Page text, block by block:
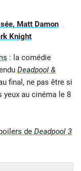
Matt Damon
Knight
: la comédie
Deadpool &
final, ne pas être si
yeux au cinéma le 8
de Deadpool 3